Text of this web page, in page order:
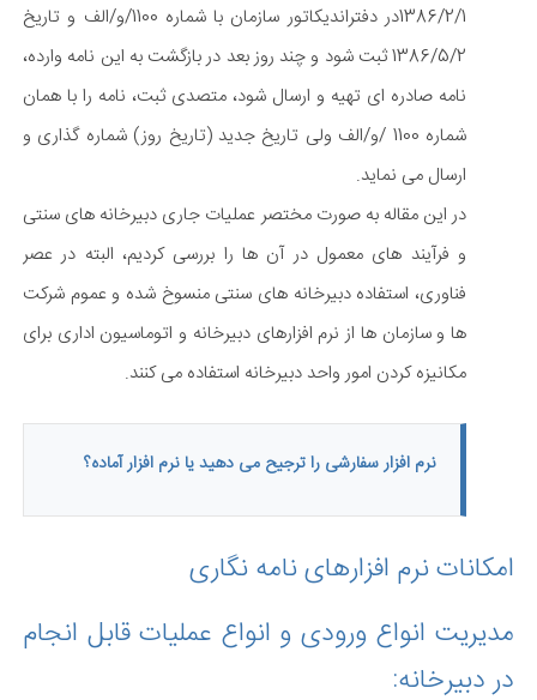
1386/2/1در دفتراندیکاتور سازمان با شماره 1100/و/الف و تاریخ
1386/5/2 ثبت شود و چند روز بعد در بازگشت به این نامه وارده،
نامه صادره ای تهیه و ارسال شود، متصدی ثبت، نامه را با همان
شماره 1100 /و/الف ولی تاریخ جدید (تاریخ روز) شماره گذاری و
ارسال می نماید.
در این مقاله به صورت مختصر عملیات جاری دبیرخانه های سنتی
و فرآیند های معمول در آن ها را بررسی کردیم، البته در عصر
فناوری، استفاده دبیرخانه های سنتی منسوخ شده و عموم شرکت
ها و سازمان ها از نرم افزارهای دبیرخانه و اتوماسیون اداری برای
مکانیزه کردن امور واحد دبیرخانه استفاده می کنند.
نرم افزار سفارشی را ترجیح می دهید یا نرم افزار آماده؟
امکانات نرم افزارهای نامه نگاری
مدیریت انواع ورودی و انواع عملیات قابل انجام
در دبیرخانه: